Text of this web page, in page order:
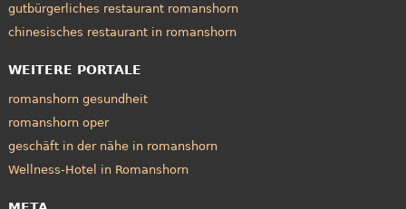
gutbürgerliches restaurant romanshorn
chinesisches restaurant in romanshorn
WEITERE PORTALE
romanshorn gesundheit
romanshorn oper
geschäft in der nähe in romanshorn
Wellness-Hotel in Romanshorn